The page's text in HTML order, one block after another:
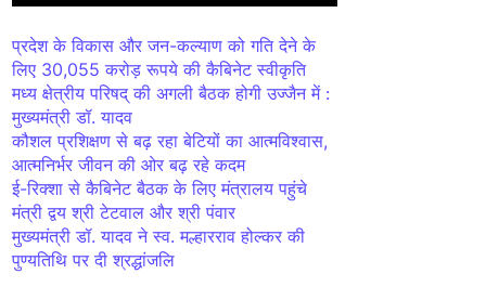
प्रदेश के विकास और जन-कल्याण को गति देने के
लिए 30,055 करोड़ रूपये की कैबिनेट स्वीकृति
मध्य क्षेत्रीय परिषद् की अगली बैठक होगी उज्जैन में :
मुख्यमंत्री डॉ. यादव
कौशल प्रशिक्षण से बढ़ रहा बेटियों का आत्मविश्वास,
आत्मनिर्भर जीवन की ओर बढ़ रहे कदम
ई-रिक्शा से कैबिनेट बैठक के लिए मंत्रालय पहुंचे
मंत्री द्वय श्री टेटवाल और श्री पंवार
मुख्यमंत्री डॉ. यादव ने स्व. मल्हारराव होल्कर की
पुण्यतिथि पर दी श्रद्धांजलि